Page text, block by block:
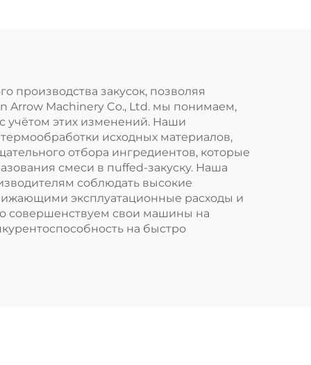
производства закусок, позволяя
Arrow Machinery Co., Ltd. мы понимаем,
учётом этих изменений. Наши
исходных материалов,
отбора ингредиентов, которые
смеси в пuffed-закуску. Наша
соблюдать высокие
эксплуатационные расходы и
совершенствуем свои машины на
на быстро